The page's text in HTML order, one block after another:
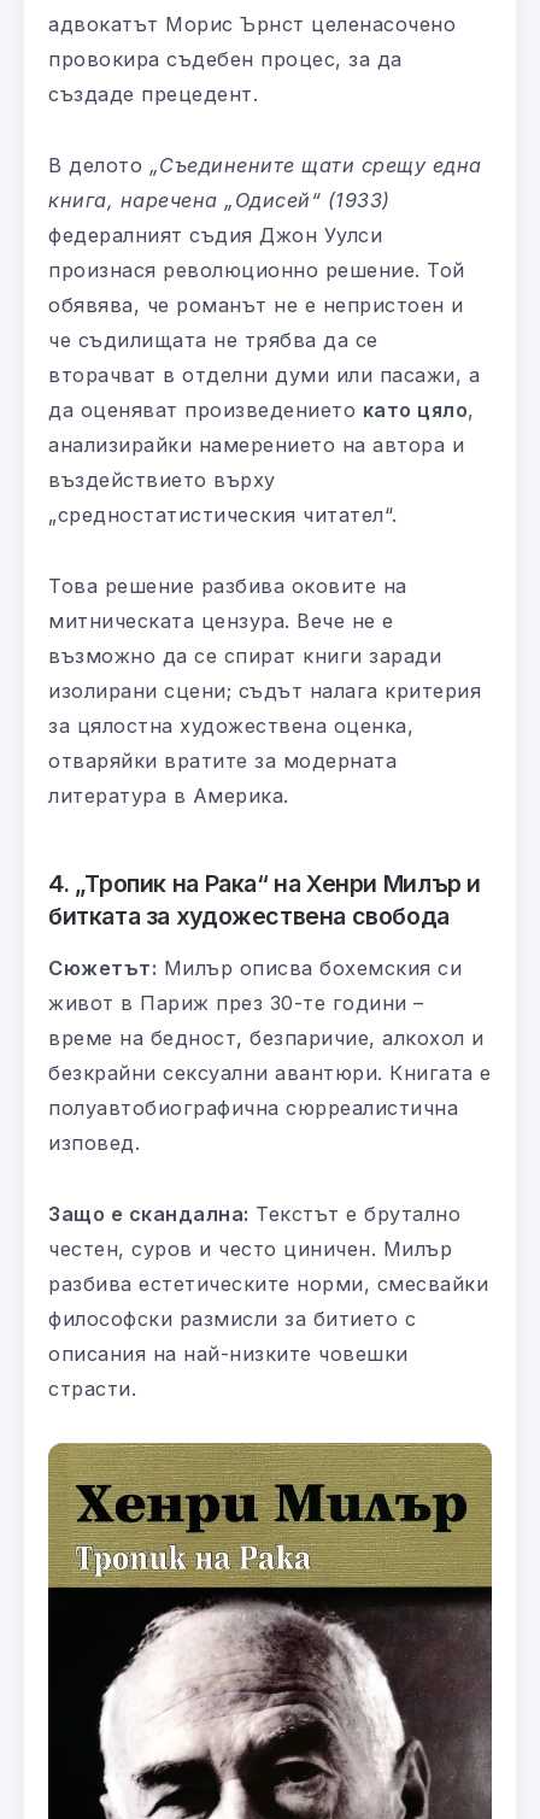
адвокатът Морис Ърнст целенасочено
провокира съдебен процес, за да
създаде прецедент.
В делото „Съединените щати срещу една
книга, наречена „Одисей“ (1933)
федералният съдия Джон Уулси
произнася революционно решение. Той
обявява, че романът не е непристоен и
че съдилищата не трябва да се
вторачват в отделни думи или пасажи, а
да оценяват произведението като цяло,
анализирайки намерението на автора и
въздействието върху
„средностатистическия читател“.
Това решение разбива оковите на
митническата цензура. Вече не е
възможно да се спират книги заради
изолирани сцени; съдът налага критерия
за цялостна художествена оценка,
отваряйки вратите за модерната
литература в Америка.
4. „Тропик на Рака“ на Хенри Милър и
битката за художествена свобода
Сюжетът: Милър описва бохемския си
живот в Париж през 30-те години –
време на бедност, безпаричие, алкохол и
безкрайни сексуални авантюри. Книгата е
полуавтобиографична сюрреалистична
изповед.
Защо е скандална: Текстът е брутално
честен, суров и често циничен. Милър
разбива естетическите норми, смесвайки
философски размисли за битието с
описания на най-низките човешки
страсти.